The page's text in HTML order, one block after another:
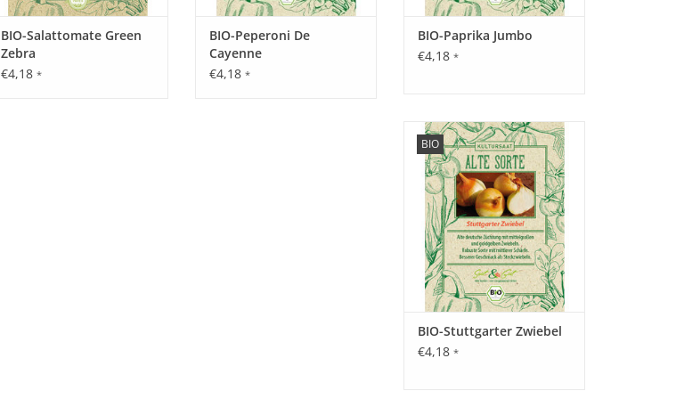
Saattiefe: 1 - 2 cm.
Sonnig bis halbschattig, mittlerer Nährstoffbedarf, locker, humoser Boden.
Als gesunde Grundlage für Smoothies mit z.B. Apfel, Birne, Kiwi oder Banane.
BIO-Salattomate Green
Zebra
€4,18 *
BIO-Peperoni De
Cayenne
€4,18 *
BIO-Paprika Jumbo
€4,18 *
BIO
Entdecken Sie unsere seltene,
historische Zwiebel wieder, die
fast in Vergessenheit geraten ist!
ZUM WARENKORB HINZUFÜGEN
BIO-Stuttgarter Zwiebel
€4,18 *